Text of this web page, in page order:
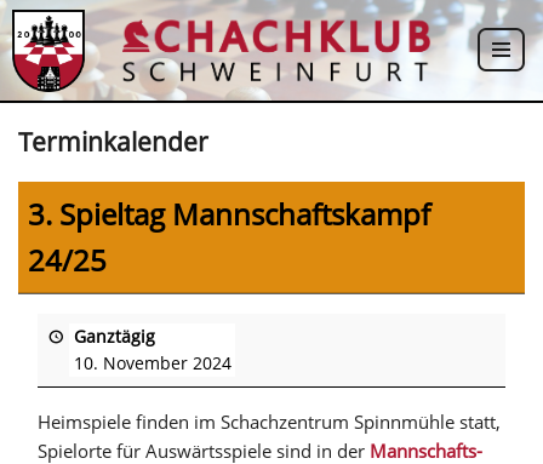
Zum
Inhalt
Terminkalender
3. Spieltag Mannschaftskampf
24/25
Ganztägig
10. November 2024
Heimspiele finden im Schachzentrum Spinnmühle statt,
Spielorte für Auswärtsspiele sind in der Mannschafts-